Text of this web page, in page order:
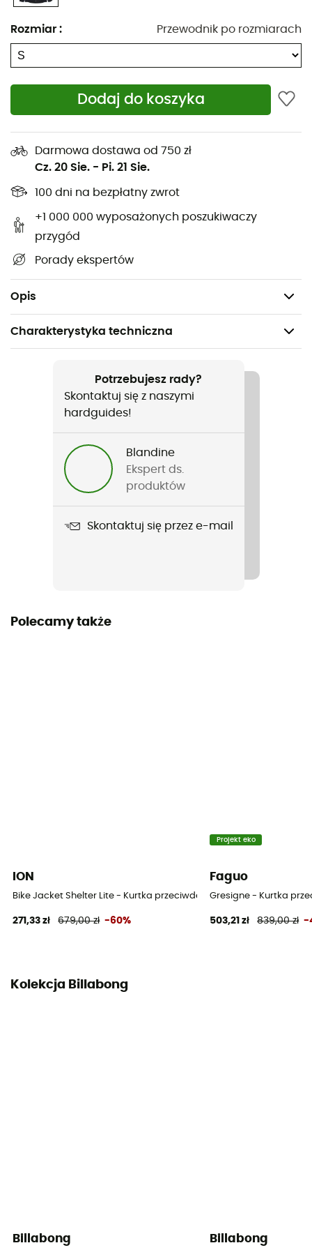
Rozmiar : Przewodnik po rozmiarach
Dodaj do koszyka
Darmowa dostawa od 750 zł
Cz. 20 Sie. - Pi. 21 Sie.
100 dni na bezpłatny zwrot
+1 000 000 wyposażonych poszukiwaczy
przygód
Porady ekspertów
Opis
Materiał: membrana 10k/10k
Całkowicie wodoodporna
Impregnacja DWR
Wodoodporny zamek główny
Kieszenie na zamek na ręce
Rzepy na mankietach i kapturze
Odblaskowe oznaczenie ADIV
100% poliester z recyklingu
Charakterystyka techniczna
Turystyka piesza / Codzienny użytek
Nazwa produktu
Rainstorm 10K
Potrzebujesz rady?
Skontaktuj się z naszymi
hardguides!
Blandine
Ekspert ds.
produktów
Skontaktuj się przez e-mail
Polecamy także
ION
Bike Jacket Shelter Lite - Kurtka przeciwdeszczowa
271,33 zł 679,00 zł -60%
Projekt eko
Faguo
Gresigne - Kurtka
503,21 zł 839,00 zł -
Kolekcja Billabong
Billabong Billabong